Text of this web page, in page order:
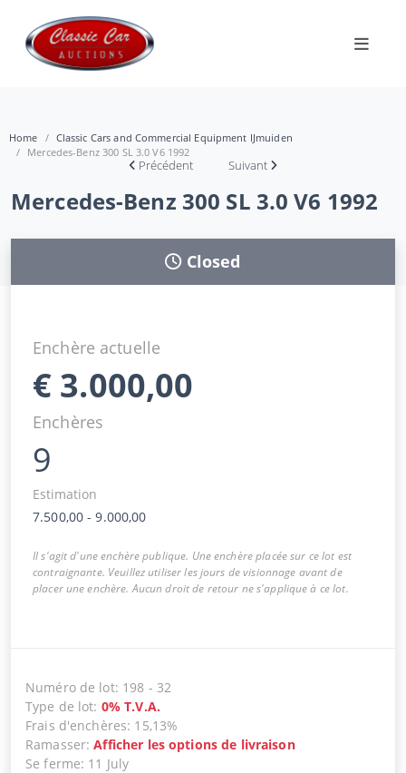
Home
Classic Cars and Commercial Equipment IJmuiden
Mercedes-Benz 300 SL 3.0 V6 1992
Précédent Suivant
Mercedes-Benz 300 SL 3.0 V6 1992
Closed
Enchère actuelle
€ 3.000,00
Enchères
9
Estimation
7.500,00 -9.000,00
Il s'agit d'une enchère publique. Une enchère placée sur ce lot est
contraignante. Veuillez utiliser les jours de visionnage avant de
placer une enchère. Aucun droit de retour ne s'applique à ce lot.
Numéro de lot: 198 - 32
Type de lot: 0% T.V.A.
Frais d'enchères: 15,13%
Ramasser:Afficher les options de livraison
Se ferme: 11 July